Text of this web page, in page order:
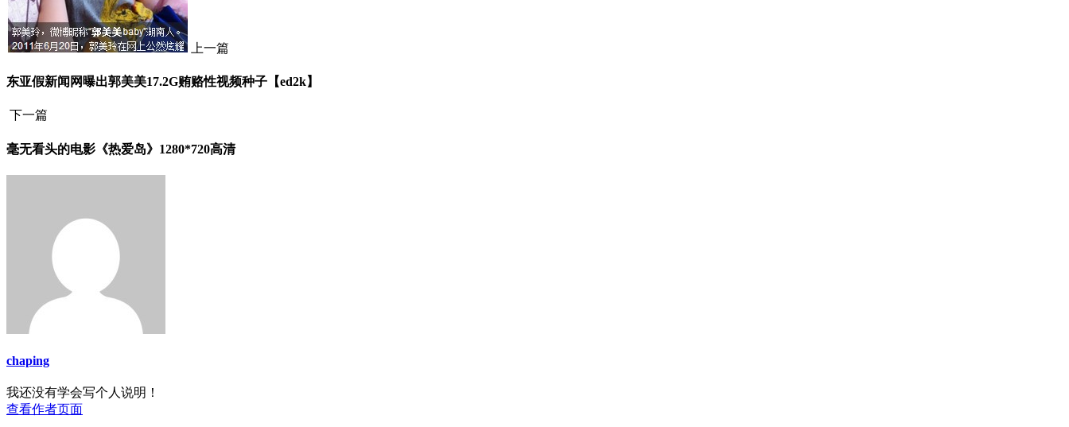
上一篇
东亚假新闻网曝出郭美美17.2G贿赂性视频种子【ed2k】
下一篇
毫无看头的电影《热爱岛》1280*720高清
chaping
我还没有学会写个人说明！
查看作者页面